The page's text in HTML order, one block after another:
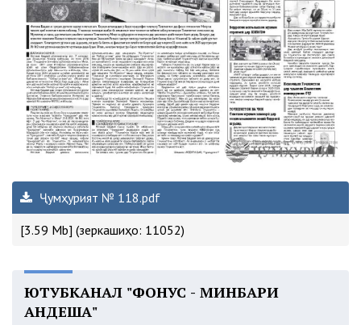
Ҷумҳурият № 118.pdf
[3.59 Mb] (зеркашиҳо: 11052)
ЮТУБКАНАЛ "ФОНУС - МИНБАРИ
АНДЕША"